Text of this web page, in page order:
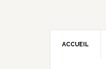
ACCUEIL